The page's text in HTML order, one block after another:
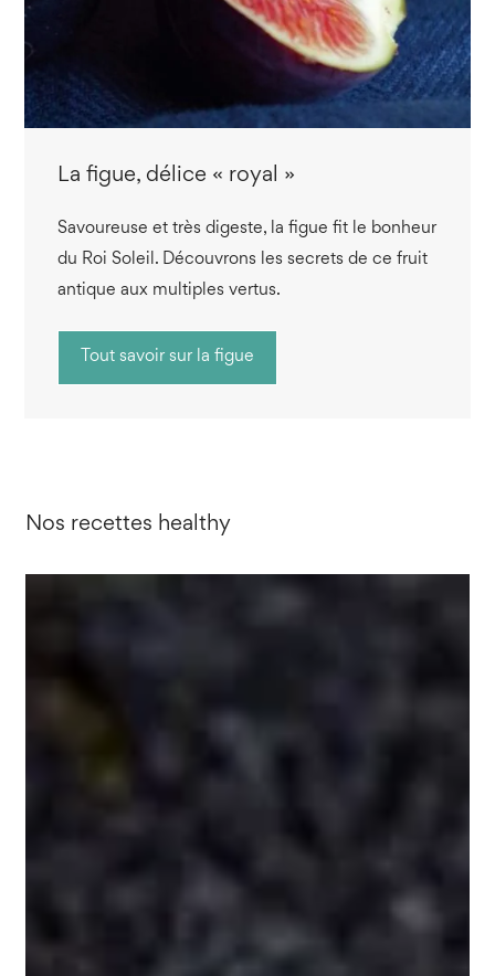
La figue, délice « royal »
Savoureuse et très digeste, la figue fit le bonheur
du Roi Soleil. Découvrons les secrets de ce fruit
antique aux multiples vertus.
Tout savoir sur la figue
Nos recettes healthy